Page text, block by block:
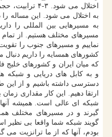
اختلال می شود.
به اختلال می شود. این مساله
به مسیرهایی بین المللی را
مسیرهای مختلف هستیم. از
نماییم و مسیرهای جنوب را
کشورهای همسایه را داریم دنبال
که میان ایران و کشورهای خلیج
و به کابل های دریایی و شبکه
دسترسی داشته باشیم و از این
ارتقا دهیم. این کار مقداری
شبکه ای عالی است. همیشه
گیرند و در مسیرهای مختلف
گویند شبکه شما واقعا بی
بودم، آنها که از ما ترانزیت می